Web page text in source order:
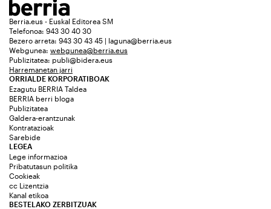
Berria.eus - Euskal Editorea SM
Telefonoa: 943 30 40 30
Bezero arreta: 943 30 43 45 | laguna@berria.eus
Webgunea: webgunea@berria.eus
Publizitatea: publi@bidera.eus
Harremanetan jarri
ORRIALDE KORPORATIBOAK
Ezagutu BERRIA Taldea
BERRIA berri bloga
Publizitatea
Galdera-erantzunak
Kontratazioak
Sarebide
LEGEA
Lege informazioa
Pribatutasun politika
Cookieak
cc Lizentzia
Kanal etikoa
BESTELAKO ZERBITZUAK